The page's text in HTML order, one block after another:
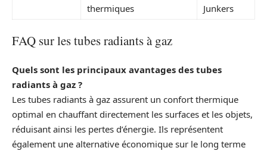
thermiques
Junkers
FAQ sur les tubes radiants à gaz
Quels sont les principaux avantages des tubes
radiants à gaz ?
Les tubes radiants à gaz assurent un confort thermique
optimal en chauffant directement les surfaces et les objets,
réduisant ainsi les pertes d’énergie. Ils représentent
également une alternative économique sur le long terme